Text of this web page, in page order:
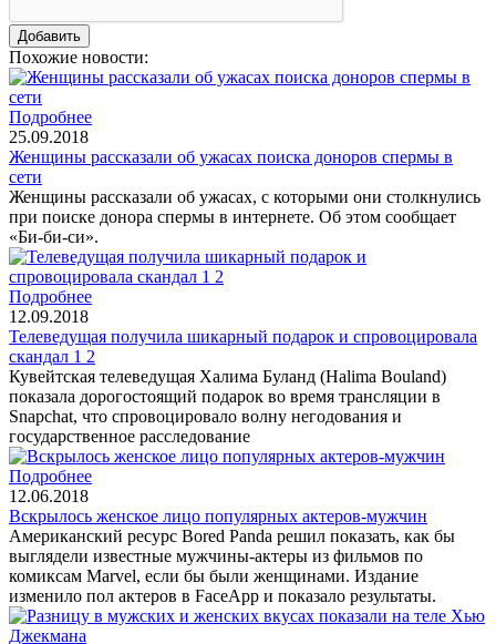
Похожие новости:
Подробнее
25.09.2018
Женщины рассказали об ужасах поиска доноров спермы в
сети
Женщины рассказали об ужасах, с которыми они столкнулись
при поиске донора спермы в интернете. Об этом сообщает
«Би-би-си».
Подробнее
12.09.2018
Телеведущая получила шикарный подарок и спровоцировала
скандал 1 2
Кувейтская телеведущая Халима Буланд (Halima Bouland)
показала дорогостоящий подарок во время трансляции в
Snapchat, что спровоцировало волну негодования и
государственное расследование
Подробнее
12.06.2018
Вскрылось женское лицо популярных актеров-мужчин
Американский ресурс Bored Panda решил показать, как бы
выглядели известные мужчины-актеры из фильмов по
комиксам Marvel, если бы были женщинами. Издание
изменило пол актеров в FaceApp и показало результаты.